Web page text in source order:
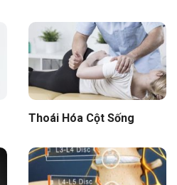
Thoái Hóa Cột Sống